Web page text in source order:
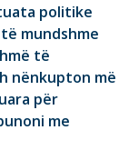
politike
mundshme
të
nënkupton më
për
me